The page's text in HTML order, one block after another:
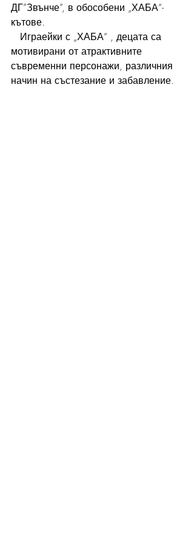
ДГ”Звънче”, в обособени „ХАБА“-
кътове.
мотивирани от атрактивните
съвременни персонажи, различния
начин на състезание и забавление.